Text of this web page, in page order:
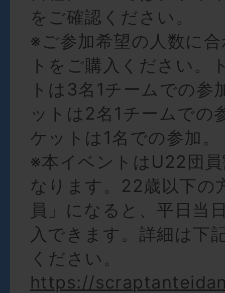
をご確認ください。
※ご参加希望の人数に
トをご購入ください。
トは3名1チームでの参
ットは2名1チームでの
ケットは1名での参加。
※本イベントはU22団
なります。22歳以下の
員」になると、平日当
入できます。詳細は下
ください。
https://